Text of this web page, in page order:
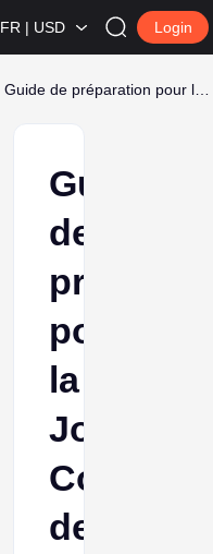
FR | USD Login
Guide
de
pour
la
Journée
de